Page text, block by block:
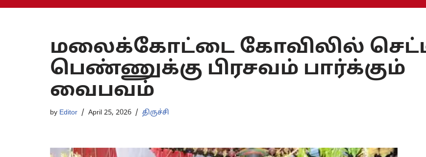
மலைக்கோட்டை கோவிலில்
பெண்ணுக்கு பிரசவம் பார்க்கும்
வைபவம்
by Editor April 25, 2026 திருச்சி